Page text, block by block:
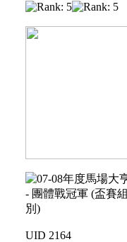
UID 2164